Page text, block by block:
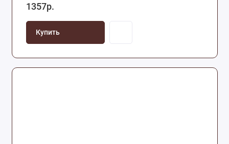
1357р.
Купить